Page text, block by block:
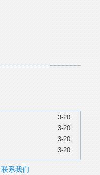
3-20
3-20
3-20
3-20
联系我们